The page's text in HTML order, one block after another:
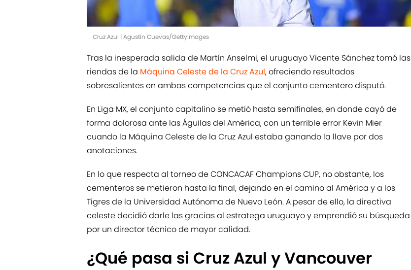
Cruz Azul | Agustin Cuevas/GettyImages
Tras la inesperada salida de Martín Anselmi, el uruguayo Vicente Sánchez tomó las
riendas de la Máquina Celeste de la Cruz Azul, ofreciendo resultados
sobresalientes en ambas competencias que el conjunto cementero disputó.
En Liga MX, el conjunto capitalino se metió hasta semifinales, en donde cayó de
forma dolorosa ante las Águilas del América, con un terrible error Kevin Mier
cuando la Máquina Celeste de la Cruz Azul estaba ganando la llave por dos
anotaciones.
En lo que respecta al torneo de CONCACAF Champions CUP, no obstante, los
cementeros se metieron hasta la final, dejando en el camino al América y a los
Tigres de la Universidad Autónoma de Nuevo León. A pesar de ello, la directiva
celeste decidió darle las gracias al estratega uruguayo y emprendió su búsqueda
por un director técnico de mayor calidad.
¿Qué pasa si Cruz Azul y Vancouver